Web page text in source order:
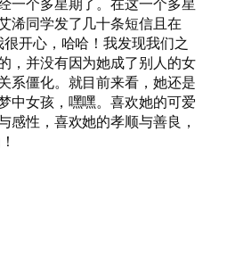
一个多星期了。在这一个多星
浠同学发了几十条短信且在
开心，哈哈！我发现我们之
，并没有因为她成了别人的女
系僵化。就目前来看，她还是
中女孩，嘿嘿。喜欢她的可爱
感性，喜欢她的孝顺与善良，